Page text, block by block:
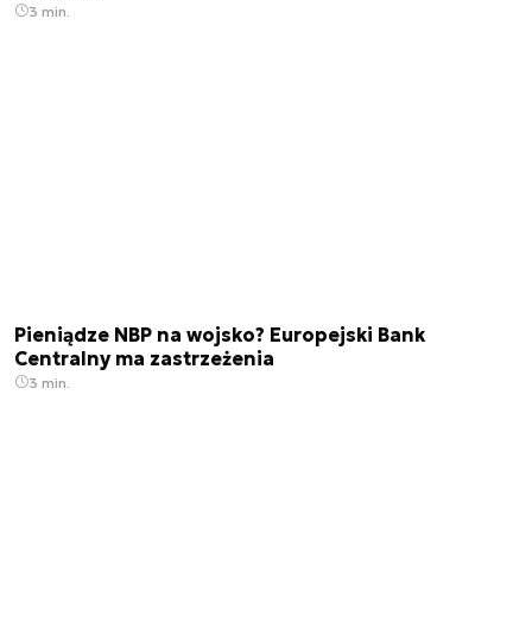
3 min.
Pieniądze NBP na wojsko? Europejski Bank
Centralny ma zastrzeżenia
3 min.